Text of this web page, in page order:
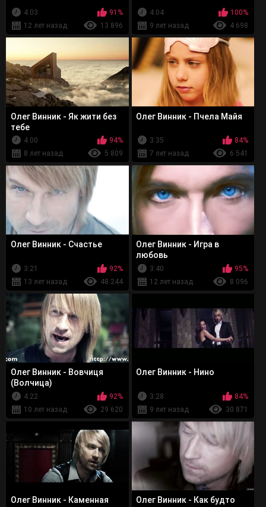
4:03
91%
12 лет назад
13 896
4:04
100%
9 лет назад
4 698
Олег Винник - Як жити без
тебе
4:00
94%
8 лет назад
5 809
Олег Винник - Пчела Майя
3:35
84%
7 лет назад
6 541
Олег Винник - Счастье
3:21
92%
13 лет назад
48 244
Олег Винник - Игра в
любовь
3:40
95%
12 лет назад
8 096
Олег Винник - Вовчиця
(Волчица)
4:22
92%
10 лет назад
29 620
Олег Винник - Нино
3:28
84%
9 лет назад
30 871
Олег Винник - Каменная
Олег Винник - Как будто